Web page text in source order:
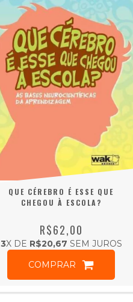
QUE CÉREBRO É ESSE QUE
CHEGOU À ESCOLA?
R$62,00
3X DE R$20,67 SEM JUROS
COMPRAR